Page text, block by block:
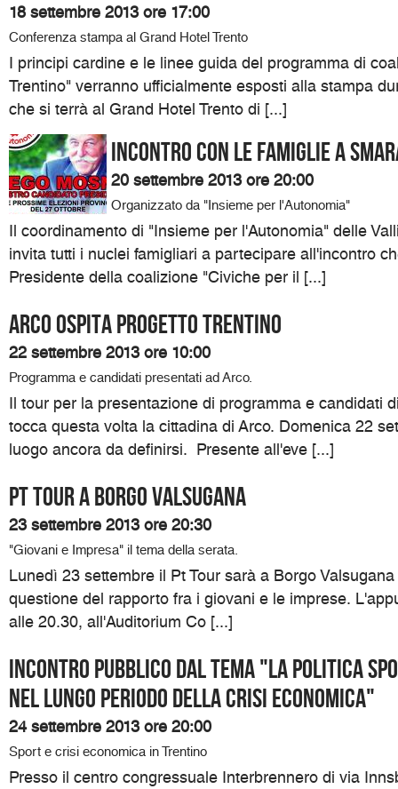
18 settembre 2013 ore 17:00
Conferenza stampa al Grand Hotel Trento
I principi cardine e le linee guida del programma di
Trentino" verranno ufficialmente esposti alla stampa
che si terrà al Grand Hotel Trento di [...]
Incontro con le famiglie a
20 settembre 2013 ore 20:00
Organizzato da "Insieme per l'Autonomia"
Il coordinamento di "Insieme per l'Autonomia" delle
invita tutti i nuclei famigliari a partecipare all'incontro
Presidente della coalizione "Civiche per il [...]
Arco ospita Progetto Trentino
22 settembre 2013 ore 10:00
Programma e candidati presentati ad Arco.
Il tour per la presentazione di programma e candidati
tocca questa volta la cittadina di Arco. Domenica 22
luogo ancora da definirsi. Presente all'eve [...]
Pt Tour a Borgo Valsugana
23 settembre 2013 ore 20:30
"Giovani e Impresa" il tema della serata.
Lunedì 23 settembre il Pt Tour sarà a Borgo
questione del rapporto fra i giovani e le imprese.
alle 20.30, all'Auditorium Co [...]
Incontro pubblico dal tema "La politica
nel lungo periodo della crisi economica"
24 settembre 2013 ore 20:00
Sport e crisi economica in Trentino
Presso il centro congressuale Interbrennero di via